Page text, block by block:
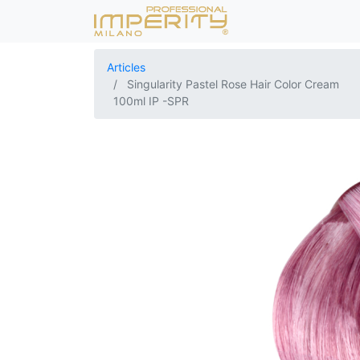
Articles
Singularity Pastel Rose Hair Color Cream
100ml IP -SPR